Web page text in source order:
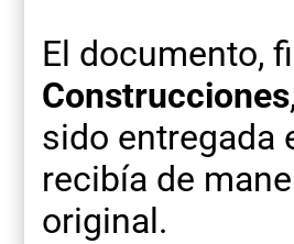
El documento,
Construcciones
sido entregada
recibía de
original.